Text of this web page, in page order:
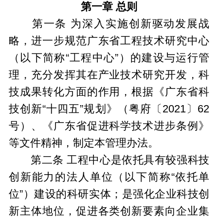
第一章 总则
第一条 为深入实施创新驱动发展战
略，进一步规范广东省工程技术研究中心
（以下简称“工程中心”）的建设与运行管
理，充分发挥其在产业技术研究开发，科
技成果转化方面的作用，根据《广东省科
技创新“十四五”规划》（粤府〔2021〕62
号）、《广东省促进科学技术进步条例》
等文件精神，制定本管理办法。
第二条 工程中心是依托具有较强科技
创新能力的法人单位（以下简称“依托单
位”）建设的科研实体；是强化企业科技创
新主体地位，促进各类创新要素向企业集